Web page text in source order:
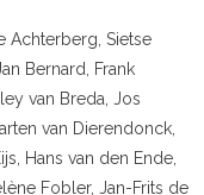
Achterberg, Sietse
Bernard, Frank
van Breda, Jos
van Dierendonck,
Hans van den Ende,
Fobler, Jan-Frits de